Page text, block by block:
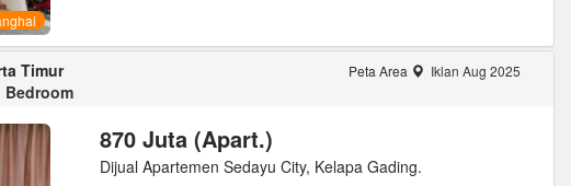
Timur
Peta Area Iklan Aug 2025
870 Juta (Apart.)
Dijual Apartemen Sedayu City, Kelapa Gading.